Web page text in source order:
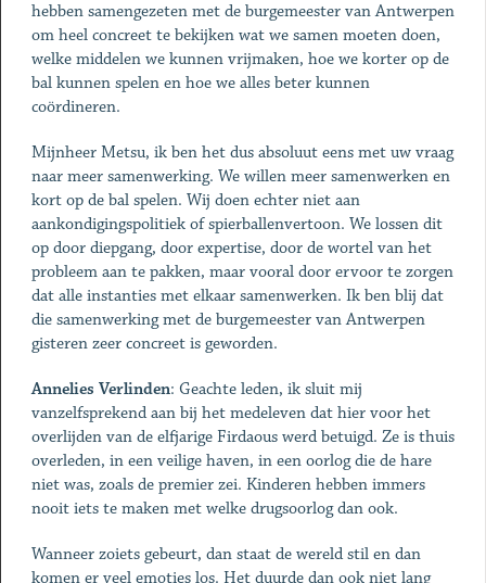
hebben samengezeten met de burgemeester van Antwerpen
om heel concreet te bekijken wat we samen moeten doen,
welke middelen we kunnen vrijmaken, hoe we korter op de
bal kunnen spelen en hoe we alles beter kunnen
coördineren.
Mijnheer Metsu, ik ben het dus absoluut eens met uw vraag
naar meer samenwerking. We willen meer samenwerken en
kort op de bal spelen. Wij doen echter niet aan
aankondigingspolitiek of spierballenvertoon. We lossen dit
op door diepgang, door expertise, door de wortel van het
probleem aan te pakken, maar vooral door ervoor te zorgen
dat alle instanties met elkaar samenwerken. Ik ben blij dat
die samenwerking met de burgemeester van Antwerpen
gisteren zeer concreet is geworden.
Annelies Verlinden: Geachte leden, ik sluit mij
vanzelfsprekend aan bij het medeleven dat hier voor het
overlijden van de elfjarige Firdaous werd betuigd. Ze is thuis
overleden, in een veilige haven, in een oorlog die de hare
niet was, zoals de premier zei. Kinderen hebben immers
nooit iets te maken met welke drugsoorlog dan ook.
Wanneer zoiets gebeurt, dan staat de wereld stil en dan
komen er veel emoties los. Het duurde dan ook niet lang